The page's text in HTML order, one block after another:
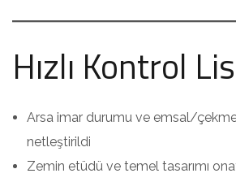
Hızlı Kontrol
Arsa imar durumu ve emsal/
netleştirildi
Zemin etüdü ve temel tasarımı